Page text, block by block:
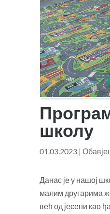
школу
01.03.2023 |
Данас је у нашој
малим другарима
већ од јесени као